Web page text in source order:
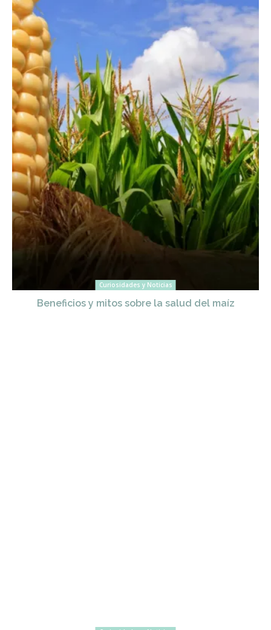
Curiosidades y Noticias
Beneficios y mitos sobre la salud del maíz